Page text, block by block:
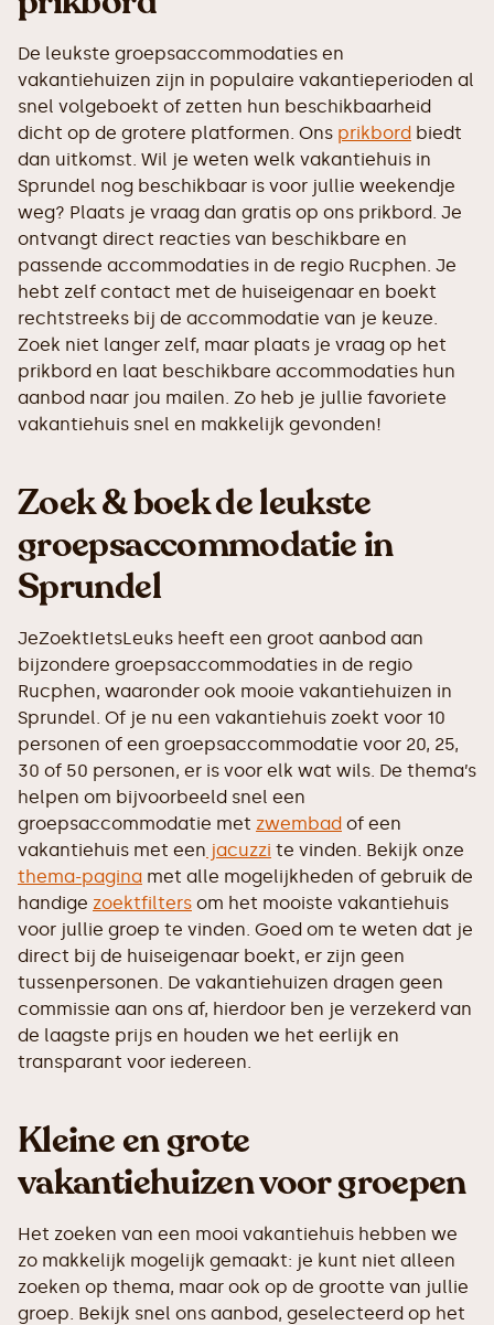
De leukste groepsaccommodaties en
vakantiehuizen zijn in populaire vakantieperioden al
snel volgeboekt of zetten hun beschikbaarheid
dicht op de grotere platformen. Ons prikbord biedt
dan uitkomst. Wil je weten welk vakantiehuis in
Sprundel nog beschikbaar is voor jullie weekendje
weg? Plaats je vraag dan gratis op ons prikbord. Je
ontvangt direct reacties van beschikbare en
passende accommodaties in de regio Rucphen. Je
hebt zelf contact met de huiseigenaar en boekt
rechtstreeks bij de accommodatie van je keuze.
Zoek niet langer zelf, maar plaats je vraag op het
prikbord en laat beschikbare accommodaties hun
aanbod naar jou mailen. Zo heb je jullie favoriete
vakantiehuis snel en makkelijk gevonden!
Zoek & boek de leukste
groepsaccommodatie in
Sprundel
JeZoektIetsLeuks heeft een groot aanbod aan
bijzondere groepsaccommodaties in de regio
Rucphen, waaronder ook mooie vakantiehuizen in
Sprundel. Of je nu een vakantiehuis zoekt voor 10
personen of een groepsaccommodatie voor 20, 25,
30 of 50 personen, er is voor elk wat wils. De thema’s
helpen om bijvoorbeeld snel een
groepsaccommodatie met zwembad of een
vakantiehuis met een jacuzzi te vinden. Bekijk onze
thema-pagina met alle mogelijkheden of gebruik de
handige zoektfilters om het mooiste vakantiehuis
voor jullie groep te vinden. Goed om te weten dat je
direct bij de huiseigenaar boekt, er zijn geen
tussenpersonen. De vakantiehuizen dragen geen
commissie aan ons af, hierdoor ben je verzekerd van
de laagste prijs en houden we het eerlijk en
transparant voor iedereen.
Kleine en grote
vakantiehuizen voor groepen
Het zoeken van een mooi vakantiehuis hebben we
zo makkelijk mogelijk gemaakt: je kunt niet alleen
zoeken op thema, maar ook op de grootte van jullie
groep. Bekijk snel ons aanbod, geselecteerd op het